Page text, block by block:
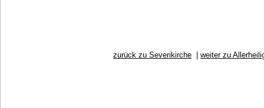
zurück zu Severikirche weiter zu